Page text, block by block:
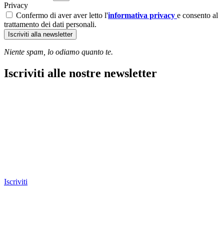
Privacy
Confermo di aver aver letto l'informativa privacy e consento al
trattamento dei dati personali.
Iscriviti alla newsletter
Niente spam, lo odiamo quanto te.
Iscriviti alle nostre newsletter
Iscriviti